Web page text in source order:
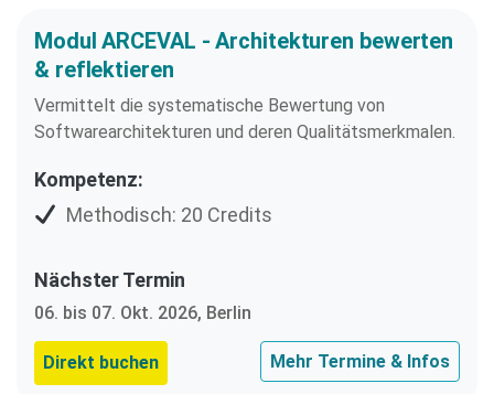
Modul ARCEVAL - Architekturen bewerten
& reflektieren
Vermittelt die systematische Bewertung von
Softwarearchitekturen und deren Qualitätsmerkmalen.
Kompetenz:
Methodisch: 20 Credits
Nächster Termin
06. bis 07. Okt. 2026, Berlin
Direkt buchen Mehr Termine & Infos